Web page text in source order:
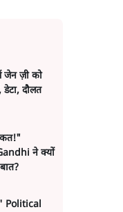
जेन ज़ी को
दौलत
ने क्यों
Political